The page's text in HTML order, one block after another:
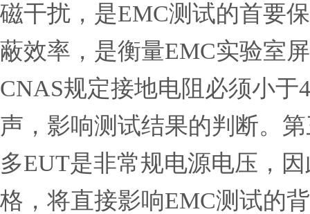
磁干扰 ，是EMC测试的首要
蔽效率 ，是衡量EMC实验室
CNAS规定接地电阻 必须小于
声 ， 影响测试结果的判断。
多EUT是非常规电源电压，
格 ，将直接影响EMC测试的